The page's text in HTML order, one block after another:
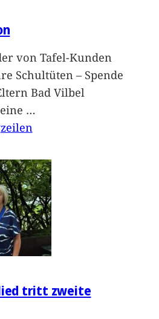
von Tafel-Kunden
Schultüten – Spende
Bad Vilbel
…
tritt zweite